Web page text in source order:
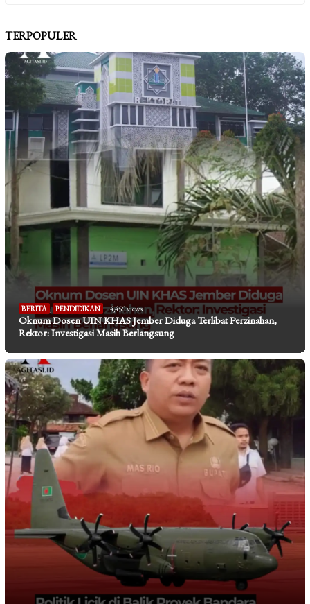
TERPOPULER
BERITA , PENDIDIKAN 4,456 views
Oknum Dosen UIN KHAS Jember Diduga Terlibat Perzinahan,
Rektor: Investigasi Masih Berlangsung